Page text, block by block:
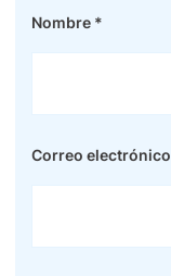
Nombre *
Correo electrónico